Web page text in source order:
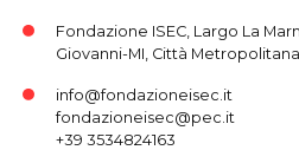
Fondazione ISEC, Largo La
Giovanni-MI, Città Metropolitana
info@fondazioneisec.it
fondazioneisec@pec.it
+39 3534824163